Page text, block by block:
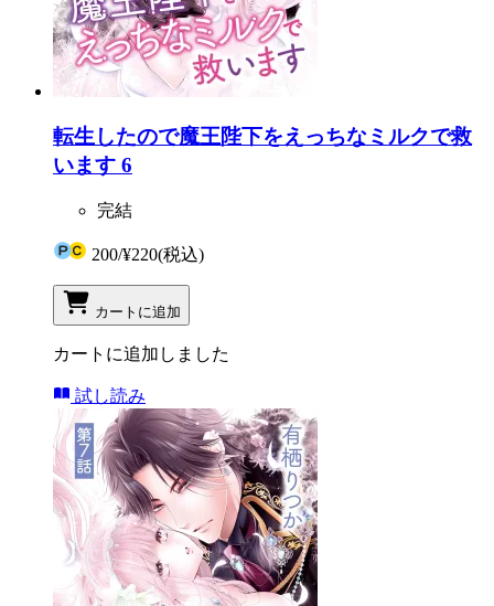
転生したので魔王陛下をえっちなミルクで救
います 6
完結
200/¥220(税込)
カートに追加
カートに追加しました
試し読み